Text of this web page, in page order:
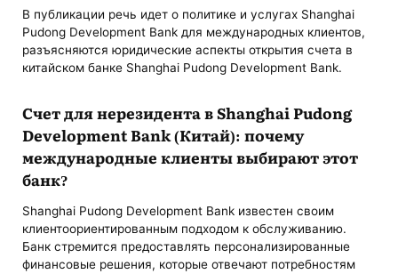
В публикации речь идет о политике и услугах Shanghai
Pudong Development Bank для международных клиентов,
разъясняются юридические аспекты открытия счета в
китайском банке Shanghai Pudong Development Bank.
Счет для нерезидента в Shanghai Pudong
Development Bank (Китай): почему
международные клиенты выбирают этот
банк?
Shanghai Pudong Development Bank известен своим
клиентоориентированным подходом к обслуживанию.
Банк стремится предоставлять персонализированные
финансовые решения, которые отвечают потребностям